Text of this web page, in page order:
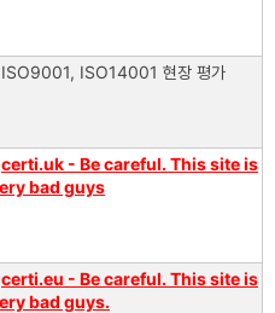
ISO9001, ISO14001 현장 평가
- Be careful. This site is
bad guys
- Be careful. This site is
bad guys.